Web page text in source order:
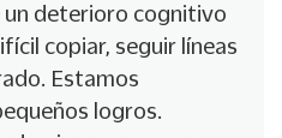
un deterioro cognitivo
copiar, seguir líneas
Estamos
logros.